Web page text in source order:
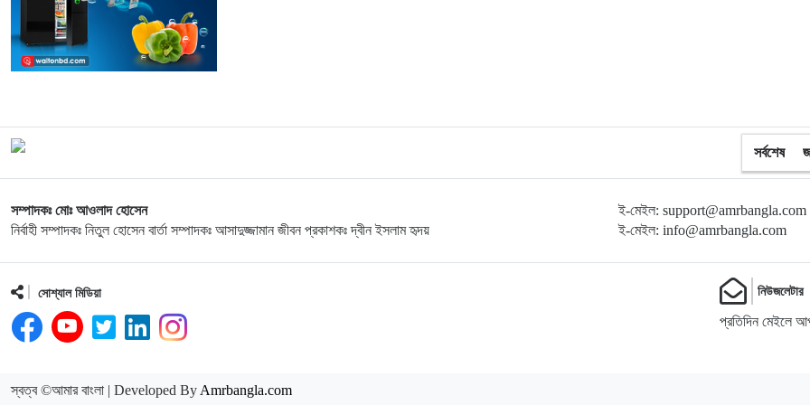
সর্বশেষ
সম্পাদকঃ মোঃ আওলাদ হোসেন
নির্বাহী সম্পাদকঃ নিতুল হোসেন বার্তা সম্পাদকঃ আসাদুজ্জামান জীবন প্রকাশকঃ দ্বীন ইসলাম হৃদয়
ই-মেইল: support@amrbangla.com
ই-মেইল: info@amrbangla.com
সোশ্যাল মিডিয়া নিউজলেটার
প্রতিদিন মেইলে
স্বত্ব ©আমার বাংলা | Developed By Amrbangla.com